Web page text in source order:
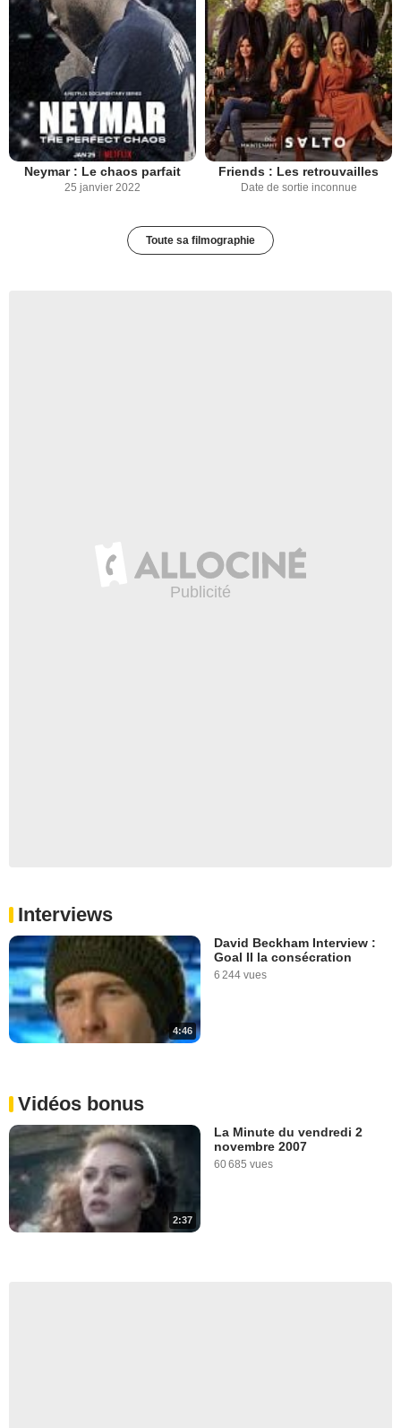
Neymar : Le chaos parfait
25 janvier 2022
Friends : Les retrouvailles
Date de sortie inconnue
Toute sa filmographie
Interviews
4:46
David Beckham Interview :
Goal II la consécration
6 244 vues
Vidéos bonus
2:37
La Minute du vendredi 2
novembre 2007
60 685 vues